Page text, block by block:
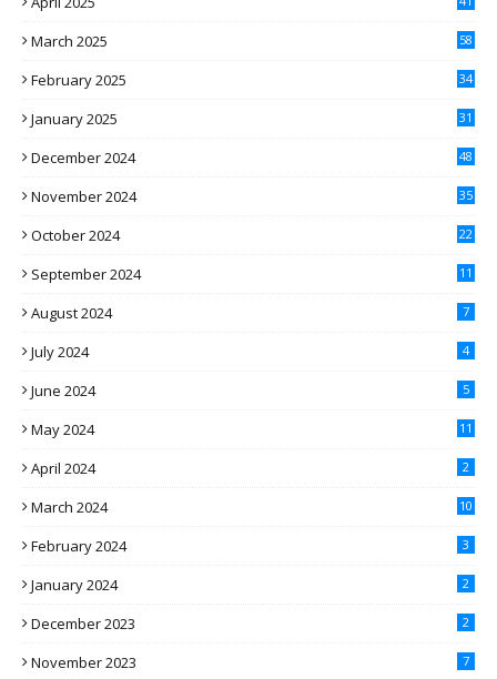
March 2025 58
February 2025 34
January 2025 31
December 2024 48
November 2024 35
October 2024 22
September 2024 11
August 2024 7
July 2024 4
June 2024 5
May 2024 11
April 2024 2
March 2024 10
February 2024 3
January 2024 2
December 2023 2
November 2023 7